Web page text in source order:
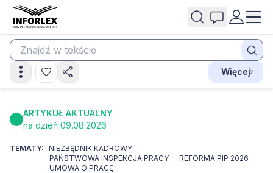
Więcej
ARTYKUŁ AKTUALNY
na dzień 09.08.2026
TEMATY: NIEZBĘDNIK KADROWY
PAŃSTWOWA INSPEKCJA PRACY
REFORMA PIP 2026
UMOWA O PRACĘ